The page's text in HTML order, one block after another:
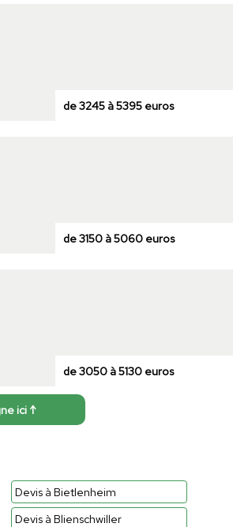
de 3245 à 5395 euros
de 3150 à 5060 euros
de 3050 à 5130 euros
ici ↑
Devis à Bietlenheim
Devis à Blienschwiller